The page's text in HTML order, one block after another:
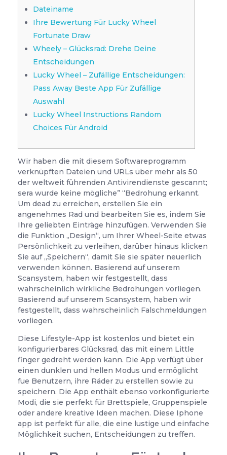
Dateiname
Ihre Bewertung Für Lucky Wheel
Fortunate Draw
Wheely – Glücksrad: Drehe Deine
Entscheidungen
Lucky Wheel – Zufällige Entscheidungen:
Pass Away Beste App Für Zufällige
Auswahl
Lucky Wheel Instructions Random
Choices Für Android
Wir haben die mit diesem Softwareprogramm
verknüpften Dateien und URLs über mehr als 50
der weltweit führenden Antivirendienste gescannt;
sera wurde keine mögliche” “Bedrohung erkannt.
Um dead zu erreichen, erstellen Sie ein
angenehmes Rad und bearbeiten Sie es, indem Sie
Ihre geliebten Einträge hinzufügen. Verwenden Sie
die Funktion „Design“, um Ihrer Wheel-Seite etwas
Persönlichkeit zu verleihen, darüber hinaus klicken
Sie auf „Speichern“, damit Sie sie später neuerlich
verwenden können. Basierend auf unserem
Scansystem, haben wir festgestellt, dass
wahrscheinlich wirkliche Bedrohungen vorliegen.
Basierend auf unserem Scansystem, haben wir
festgestellt, dass wahrscheinlich Falschmeldungen
vorliegen.
Diese Lifestyle-App ist kostenlos und bietet ein
konfigurierbares Glücksrad, das mit einem Little
finger gedreht werden kann. Die App verfügt über
einen dunklen und hellen Modus und ermöglicht
fue Benutzern, ihre Räder zu erstellen sowie zu
speichern. Die App enthält ebenso vorkonfigurierte
Modi, die sie perfekt für Brettspiele, Gruppenspiele
oder andere kreative Ideen machen. Diese Iphone
app ist perfekt für alle, die eine lustige und einfache
Möglichkeit suchen, Entscheidungen zu treffen.